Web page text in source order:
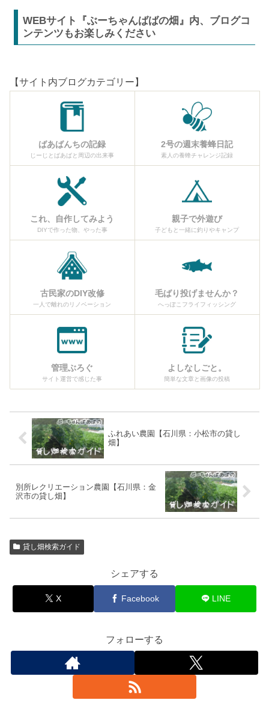
WEBサイト『ぶーちゃんばばの畑』内、ブログコ
ンテンツもお楽しみください
【サイト内ブログカテゴリー】
ばあばんちの記録
じーじとばあばと周辺の出来事
2号の週末養蜂日記
素人の養蜂チャレンジ記録
これ、自作してみよう
DIYで作った物、やった事
親子で外遊び
子どもと一緒に釣りやキャンプ
古民家のDIY改修
一人で離れのリノベーション
毛ばり投げませんか？
へっぽこフライフィッシング
管理ぶろぐ
サイト運営で感じた事
よしなしごと。
簡単な文章と画像の投稿
ふれあい農園【石川県：小松市の貸し
畑】
別所レクリエーション農園【石川県：金
沢市の貸し畑】
貸し畑検索ガイド
シェアする
X Facebook LINE
フォローする